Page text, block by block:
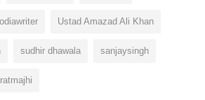
Ustad Amazad Ali Khan
sudhir dhawala sanjaysingh